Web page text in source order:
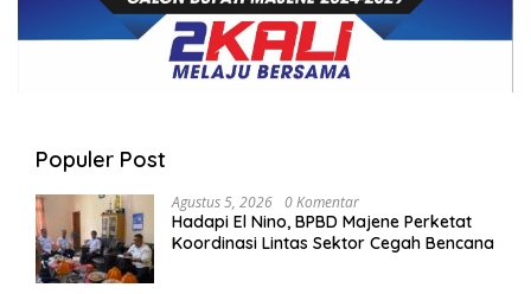
Populer Post
Agustus 5, 2026 0 Komentar
Hadapi El Nino, BPBD Majene Perketat
Koordinasi Lintas Sektor Cegah Bencana